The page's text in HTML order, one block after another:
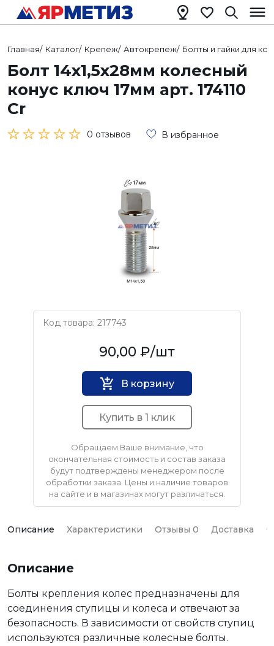
Главная/ Каталог/ Крепеж/ Автокрепеж/ Болты и гайки для
Болт 14х1,5х28мм колесный
конус ключ 17мм арт. 174110
Cr
0 отзывов В избранное
Код товара: 217743
Нет бренда90,00 ₽/шт
В корзину
Купить в 1 клик
Обращаем Ваше внимание, что
окончательная стоимость и состав заказа
будут подтверждены менеджером после
обработки заказа. Цены и наличие товаров
на сайте и в магазинах могут различаться.
Описание Характеристики Отзывы 0 Доставка
Описание
Болты крепления колес предназначены для
соединения ступицы и колеса и отвечают за
безопасность. В зависимости от свойств ступиц
используются различные колесные болты.